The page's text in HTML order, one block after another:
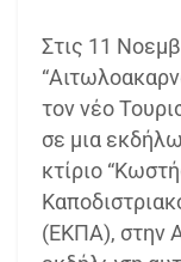
Στις 11
τον νέο
σε μια
κτίριο
(ΕΚΠΑ), στην